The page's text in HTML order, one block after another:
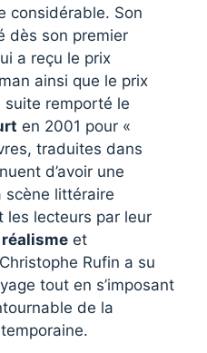
considérable. Son
dès son premier
a reçu le prix
ainsi que le prix
suite remporté le
en 2001 pour «
traduites dans
d’avoir une
scène littéraire
les lecteurs par leur
réalisme et
Rufin a su
tout en s’imposant
de la